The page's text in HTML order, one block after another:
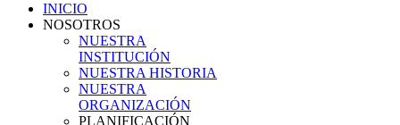
INICIO
NOSOTROS
NUESTRA
INSTITUCIÓN
NUESTRA HISTORIA
NUESTRA
ORGANIZACIÓN
PLANIFICACIÓN